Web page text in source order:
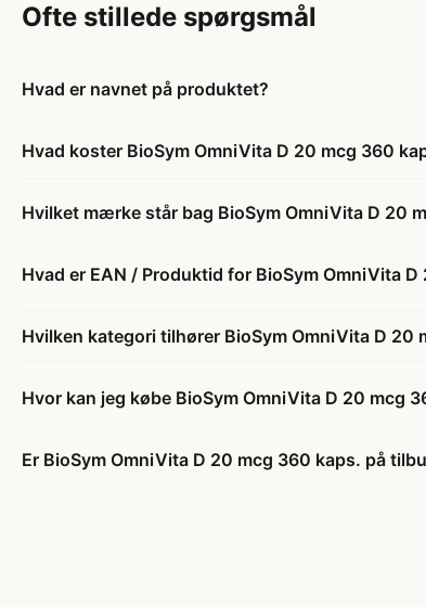
Ofte stillede spørgsmål
Hvad er navnet på produktet?
Hvad koster BioSym OmniVita D 20 mcg 360
Hvilket mærke står bag BioSym OmniVita D 20
Hvad er EAN / Produktid for BioSym OmniVita
Hvilken kategori tilhører BioSym OmniVita D 20
Hvor kan jeg købe BioSym OmniVita D 20 mcg
Er BioSym OmniVita D 20 mcg 360 kaps. på